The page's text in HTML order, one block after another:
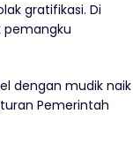
gratifikasi. Di
pemangku
dengan mudik naik
Pemerintah